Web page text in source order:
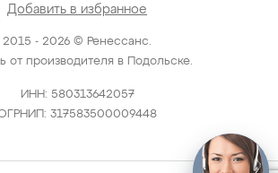
2015 - 2026 © Ренессанс.
от производителя в Подольске.
ИНН: 580313642057
317583500009448
Добавить в избранное